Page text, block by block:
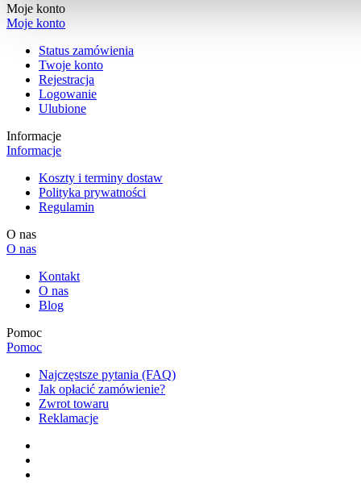
Moje konto
Moje konto
Status zamówienia
Twoje konto
Rejestracja
Logowanie
Ulubione
Informacje
Informacje
Koszty i terminy dostaw
Polityka prywatności
Regulamin
O nas
O nas
Kontakt
O nas
Blog
Pomoc
Pomoc
Najczęstsze pytania (FAQ)
Jak opłacić zamówienie?
Zwrot towaru
Reklamacje